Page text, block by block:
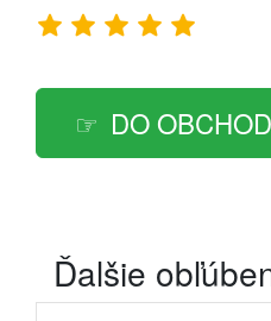
DO
Ďalšie